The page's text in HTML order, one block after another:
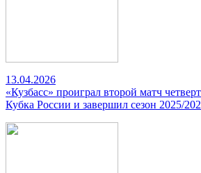
13.04.2026
«Кузбасс» проиграл второй матч
Кубка России и завершил сезон 2025/